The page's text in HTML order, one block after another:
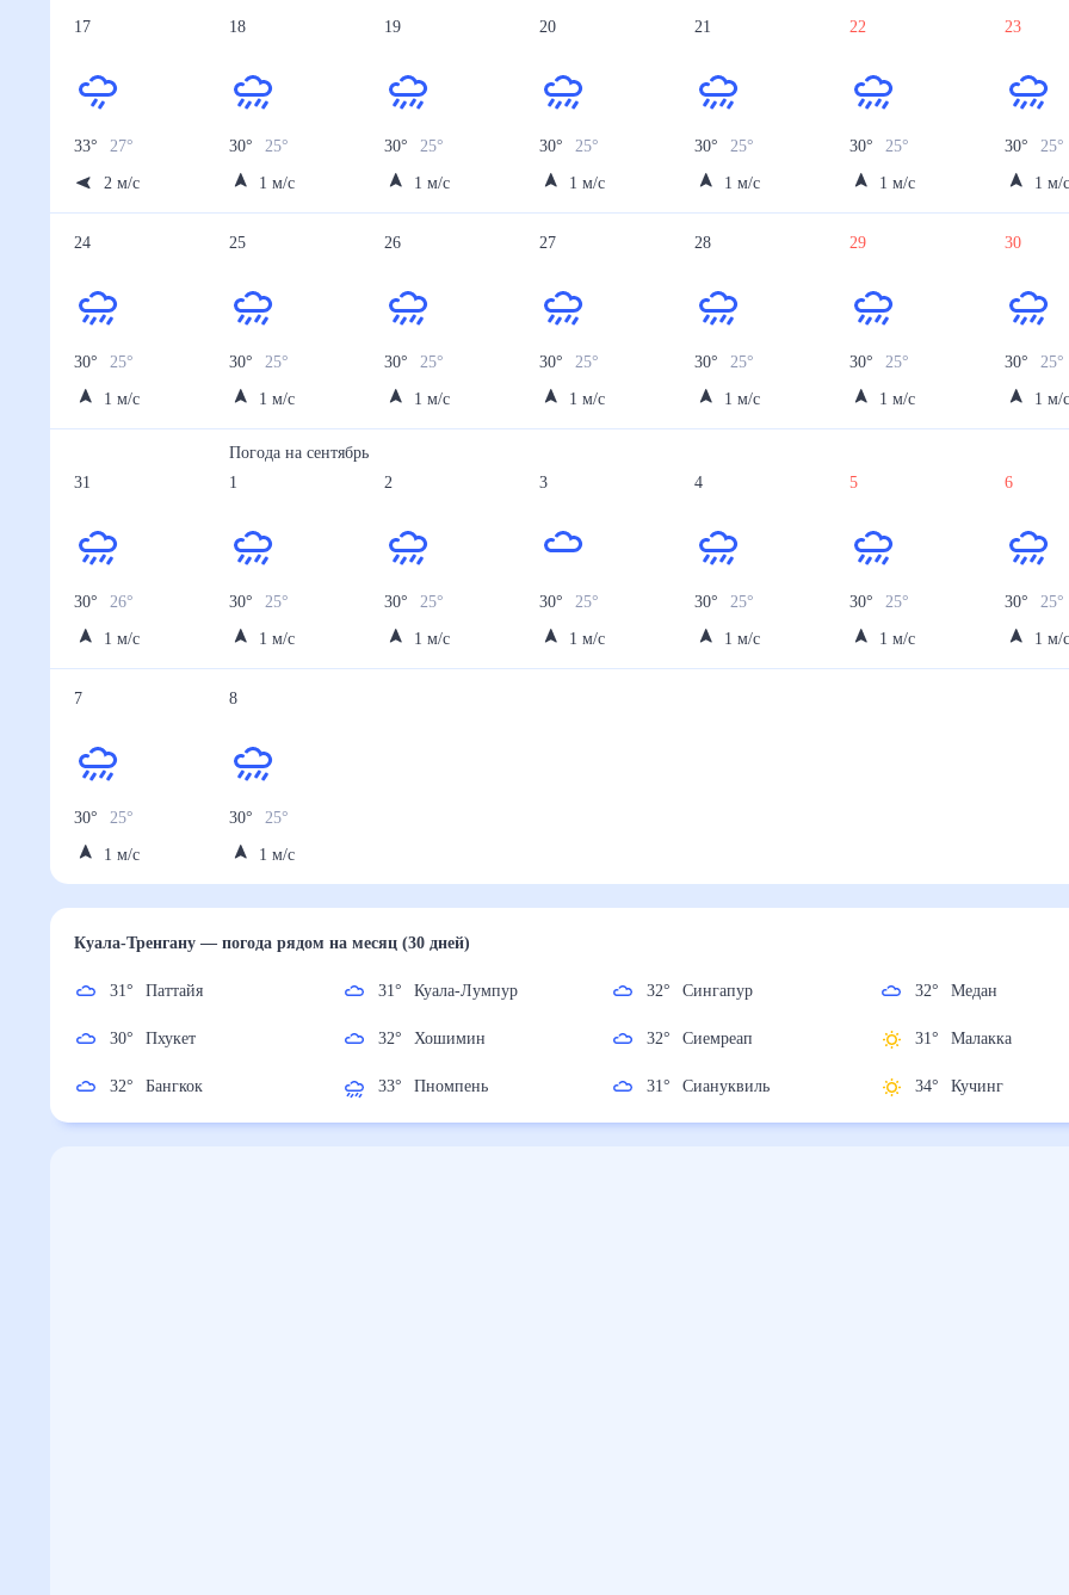
17
33° 27°
2 м/с
18
30° 25
1 м/с
19
30° 25
1 м/с
20
30° 25
1 м/с
21
30° 25
1 м/с
22
30° 25
1 м/с
23
30° 25
1 м/
24
30° 25
1 м/с
25
30° 25
1 м/с
26
30° 25
1 м/с
27
30° 25
1 м/с
28
30° 25
1 м/с
29
30° 25
1 м/с
30
30° 25
1 м/
31
30° 26
1 м/с
Погода насентябрь
1
30° 25
1 м/с
2
30° 25
1 м/с
3
30° 25
1 м/с
4
30° 25
1 м/с
5
30° 25
1 м/с
6
30° 25
1 м/
7
30° 25
1 м/с
8
30° 25
1 м/с
Куала-Тренгану— погода рядомна месяц (30 дней)
31° Паттайя
30° Пхукет
32° Бангкок
31° Куала-Лумпур
32° Хошимин
33° Пномпень
32° Сингапур
32° Сиемреап
31° Сиануквиль
32° Медан
31° Малакка
34° Кучинг